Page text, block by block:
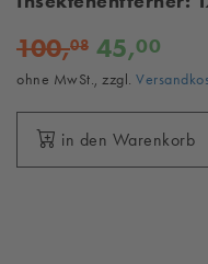
100,08 45,00
ohne MwSt., zzgl.
in den Warenkorb